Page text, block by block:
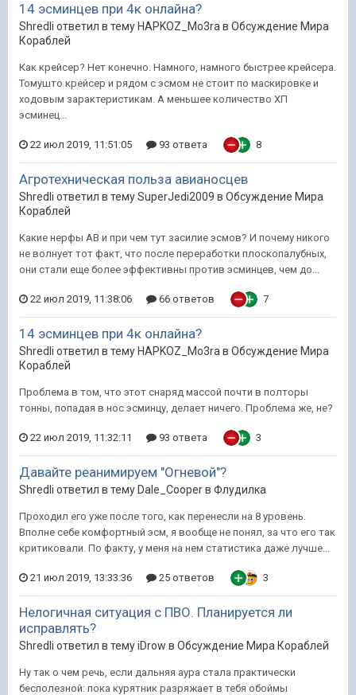
14 эсминцев при 4к онлайна?
Shredli ответил в тему HAPKOZ_Mo3ra в Обсуждение Мира
Кораблей
Как крейсер? Нет конечно. Намного, намного быстрее крейсера.
Томушто крейсер и рядом с эсмом не стоит по маскировке и
ходовым зарактеристикам. А меньшее количество ХП
эсминец...
22 июл 2019, 11:51:05 93 ответа 8
Агротехническая польза авианосцев
Shredli ответил в тему SuperJedi2009 в Обсуждение Мира
Кораблей
Какие нерфы АВ и при чем тут засилие эсмов? И почему никого
не волнует тот факт, что после переработки плоскопалубных,
они стали еще более эффективны против эсминцев, чем до...
22 июл 2019, 11:38:06 66 ответов 7
14 эсминцев при 4к онлайна?
Shredli ответил в тему HAPKOZ_Mo3ra в Обсуждение Мира
Кораблей
Проблема в том, что этот снаряд массой почти в полторы
тонны, попадая в нос эсминцу, делает ничего. Проблема же, не?
22 июл 2019, 11:32:11 93 ответа 3
Давайте реанимируем "Огневой"?
Shredli ответил в тему Dale_Cooper в Флудилка
Проходил его уже после того, как перенесли на 8 уровень.
Вполне себе комфортный эсм, я вообще не понял, за что его так
критиковали. По факту, у меня на нем статистика даже лучше...
21 июл 2019, 13:33:36 25 ответов 3
Нелогичная ситуация с ПВО. Планируется ли
исправлять?
Shredli ответил в тему iDrow в Обсуждение Мира Кораблей
Ну так о чем речь, если дальняя аура стала практически
бесполезной: пока курятник разряжает в тебя обоймы